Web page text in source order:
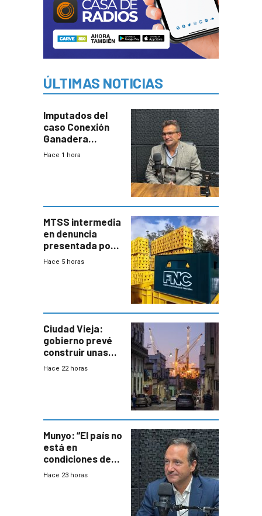
ÚLTIMAS NOTICIAS
Imputados del
caso Conexión
Ganadera
seguirán en
Hace 1 hora
MTSS intermedia
en denuncia
presentada por
FNC contra
Hace 5 horas
Ciudad Vieja:
gobierno prevé
construir unas
mil viviendas en
Hace 22 horas
Munyo: “El país no
está en
condiciones de
enfrentar una
Hace 23 horas